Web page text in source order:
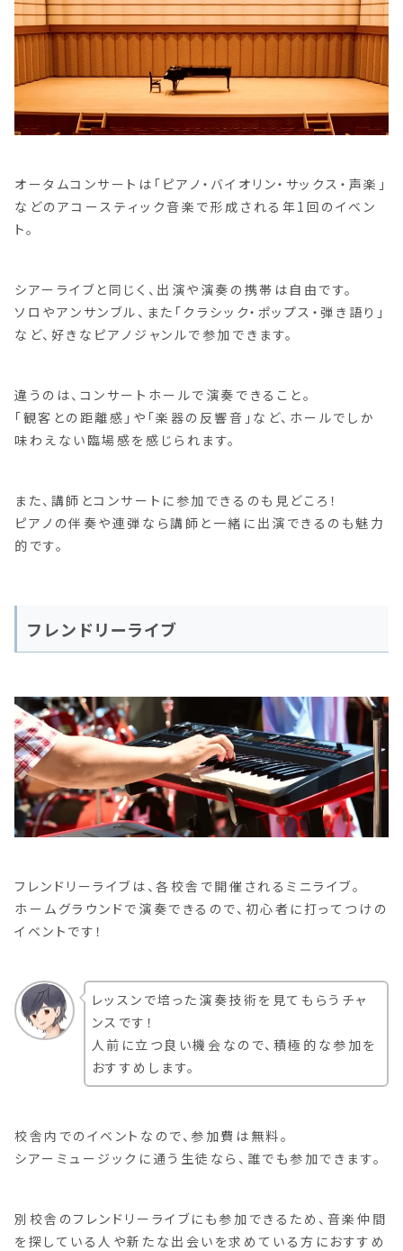
オータムコンサートは「ピアノ・バイオリン・サックス・声楽」
などのアコースティック音楽で形成される年1回のイベン
ト。
シアーライブと同じく、出演や演奏の携帯は自由です。
ソロやアンサンブル、また「クラシック・ポップス・弾き語り」
など、好きなピアノジャンルで参加できます。
違うのは、コンサートホールで演奏できること。
「観客との距離感」や「楽器の反響音」など、ホールでしか
味わえない臨場感を感じられます。
また、講師とコンサートに参加できるのも見どころ！
ピアノの伴奏や連弾なら講師と一緒に出演できるのも魅力
的です。
フレンドリーライブ
フレンドリーライブは、各校舎で開催されるミニライブ。
ホームグラウンドで演奏できるので、初心者に打ってつけの
イベントです！
レッスンで培った演奏技術を見てもらうチャ
ンスです！
人前に立つ良い機会なので、積極的な参加を
おすすめします。
校舎内でのイベントなので、参加費は無料。
シアーミュージックに通う生徒なら、誰でも参加できます。
別校舎のフレンドリーライブにも参加できるため、音楽仲間
を探している人や新たな出会いを求めている方におすすめ